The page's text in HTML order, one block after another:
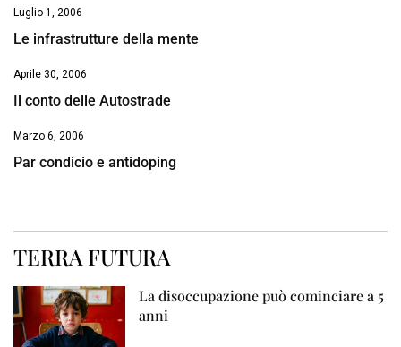
Luglio 1, 2006
Le infrastrutture della mente
Aprile 30, 2006
Il conto delle Autostrade
Marzo 6, 2006
Par condicio e antidoping
TERRA FUTURA
La disoccupazione può cominciare a 5
anni